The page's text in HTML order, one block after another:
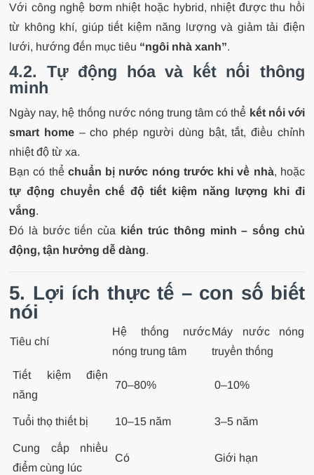
Với công nghệ bơm nhiệt hoặc hybrid, nhiệt được thu hồi
từ không khí, giúp tiết kiệm năng lượng và giảm tải điện
lưới, hướng đến mục tiêu “ngôi nhà xanh”.
4.2. Tự động hóa và kết nối thông
minh
Ngày nay, hệ thống nước nóng trung tâm có thể kết nối với
smart home– cho phép người dùng bật, tắt, điều chỉnh
nhiệt độ từ xa.
Bạn có thể chuẩn bị nước nóng trước khi về nhà, hoặc
tự động chuyển chế độ tiết kiệm năng lượng khi đi
vắng.
Đó là bước tiến của kiến trúc thông minh – sống chủ
động, tận hưởng dễ dàng.
5. Lợi ích thực tế – con số biết
nói
Tiêu chí
Hệ thống nước
nóng trung tâm
Máy nước nóng
truyền thống
Tiết kiệm điện
năng
70–80% 0–10%
Tuổi thọ thiết bị 10–15 năm 3–5 năm
Cung cấp nhiều
điểm cùng lúc
Có Giới hạn